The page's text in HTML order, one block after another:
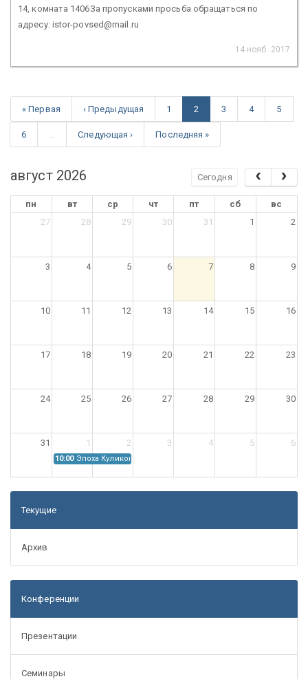
14, комната 1406За пропусками просьба обращаться по
адресу: istor-povsed@mail.ru
14 нояб. 2017
« Первая ‹ Предыдущая 1 2 3 4 5
6 Следующая › Последняя »
август 2026 Сегодня
пн вт ср чт пт сб
вс
27
28 29 30 31 1 2
3 4 5 6 7 8 9
10 11 12 13 14 15 16
17 18 19 20 21 22 23
24 25 26 27 28 29 30
31 1 2 3 4 5 6
10:00 Эпоха Куликовской битвы: Проблемы источниковедения
Текущие
Архив
Конференции
Презентации
Семинары